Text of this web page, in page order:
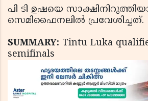
പി ടി ഉഷയെ
സെമിഫൈനലില്‍ പ്രവേശിച്ചത്.
SUMMARY: Tintu Luka
semifinals